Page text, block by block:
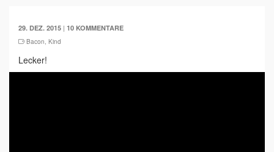
29. DEZ. 2015 | 10 KOMMENTARE
Bacon, Kind
Lecker!